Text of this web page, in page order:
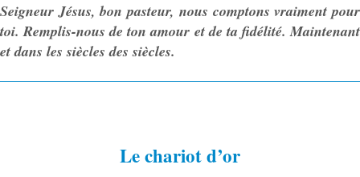
Seigneur Jésus, bon pasteur, nous comptons vraiment pour
toi. Remplis-nous de ton amour et de ta fidélité. Maintenant
et dans les siècles des siècles.
Le chariot d’or